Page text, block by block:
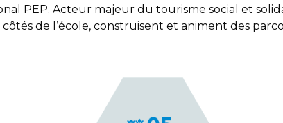
PEP. Acteur majeur du tourisme social et
de l’école, construisent et animent des